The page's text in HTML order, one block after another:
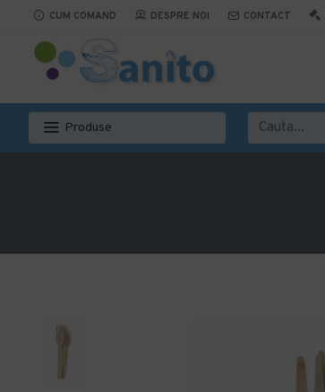
CUM COMAND DESPRE NOI CONTACT
Produse